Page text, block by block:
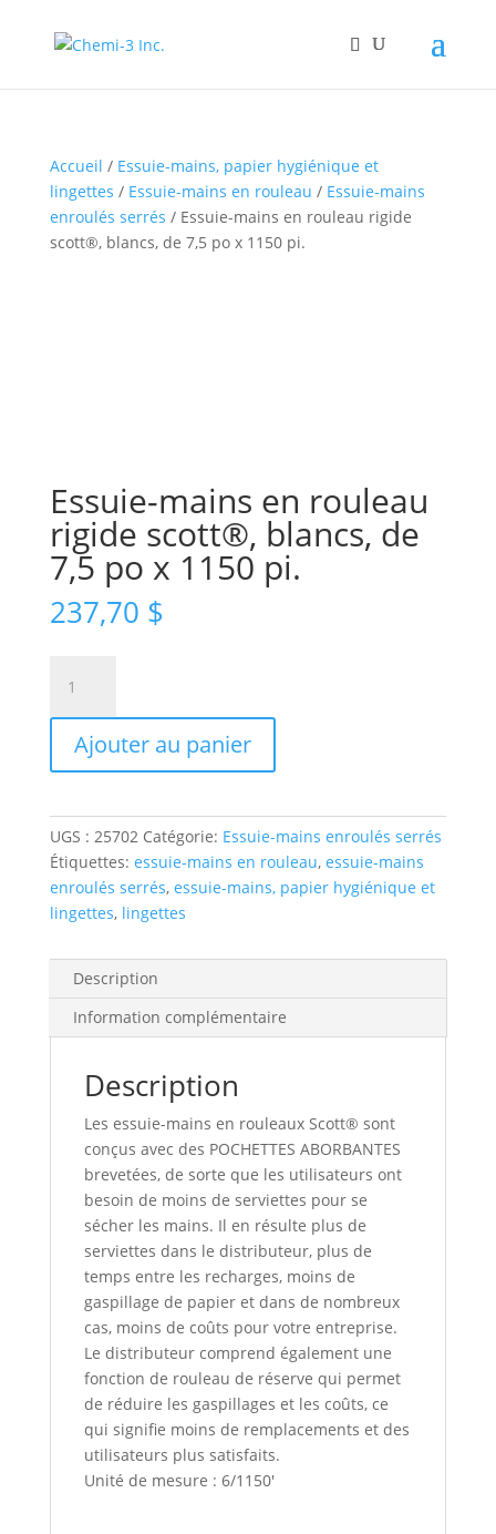
Accueil / Essuie-mains, papier hygiénique et
lingettes / Essuie-mains en rouleau / Essuie-mains
enroulés serrés / Essuie-mains en rouleau rigide
scott®, blancs, de 7,5 po x 1150 pi.
Essuie-mains en rouleau
rigide scott®, blancs, de
7,5 po x 1150 pi.
237,70 $
Essuie-
mains
en
rigide
scott®,
blancs,
de
7,5
1150
Ajouter au panier
UGS : 25702 Catégorie: Essuie-mains enroulés serrés
Étiquettes: essuie-mains en rouleau, essuie-mains
enroulés serrés, essuie-mains, papier hygiénique et
lingettes, lingettes
Description
Information complémentaire
Description
Les essuie-mains en rouleaux Scott® sont
conçus avec des POCHETTES ABORBANTES
brevetées, de sorte que les utilisateurs ont
besoin de moins de serviettes pour se
sécher les mains. Il en résulte plus de
serviettes dans le distributeur, plus de
temps entre les recharges, moins de
gaspillage de papier et dans de nombreux
cas, moins de coûts pour votre entreprise.
Le distributeur comprend également une
fonction de rouleau de réserve qui permet
de réduire les gaspillages et les coûts, ce
qui signifie moins de remplacements et des
utilisateurs plus satisfaits.
Unité de mesure : 6/1150′